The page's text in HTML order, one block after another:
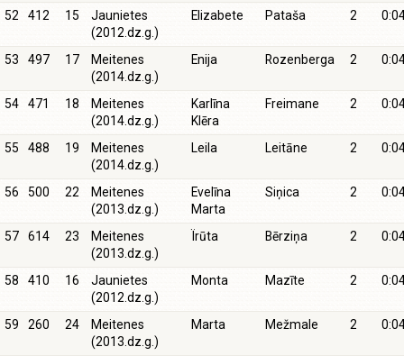
52 412 15
Jaunietes
(2012.dz.g.)
Elizabete Pataša 2
53 497 17
Meitenes
(2014.dz.g.)
Enija Rozenberga 2
54 471 18
Meitenes
(2014.dz.g.)
Karlīna
Klēra
Freimane 2
55 488 19
Meitenes
(2014.dz.g.)
Leila Leitāne 2
56 500 22
Meitenes
(2013.dz.g.)
Evelīna
Marta
Siņica 2
57 614 23
Meitenes
(2013.dz.g.)
Ïrūta Bērziņa 2
58 410 16
Jaunietes
(2012.dz.g.)
Monta Mazīte 2
59 260 24
Meitenes
(2013.dz.g.)
Marta Mežmale 2